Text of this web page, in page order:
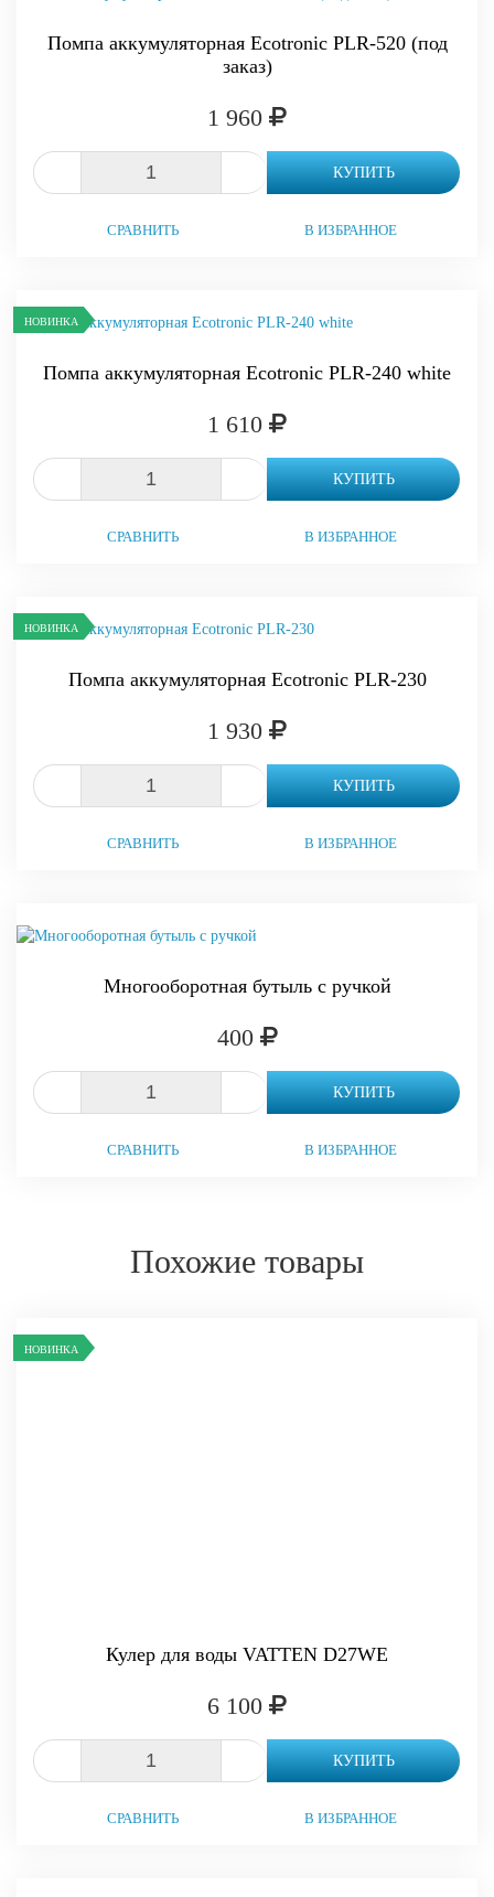
Помпа аккумуляторная Ecotronic PLR-520 (под
заказ)
1 960
КУПИТЬ
СРАВНИТЬ В ИЗБРАННОЕ
НОВИНКА
Помпа аккумуляторная Ecotronic PLR-240 white
1 610
КУПИТЬ
СРАВНИТЬ В ИЗБРАННОЕ
НОВИНКА
Помпа аккумуляторная Ecotronic PLR-230
1 930
КУПИТЬ
СРАВНИТЬ В ИЗБРАННОЕ
Многооборотная бутыль с ручкой
400
КУПИТЬ
СРАВНИТЬ В ИЗБРАННОЕ
Похожие товары
НОВИНКА
Кулер для воды VATTEN D27WE
6 100
КУПИТЬ
СРАВНИТЬ В ИЗБРАННОЕ